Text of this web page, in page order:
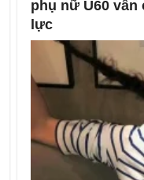
phụ nữ U60 vẫn
lực